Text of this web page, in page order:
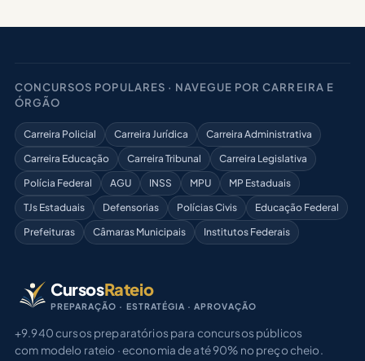
CONCURSOS POPULARES · NAVEGUE POR CARREIRA E
ÓRGÃO
Carreira Policial Carreira Jurídica
Carreira Administrativa
Carreira Educação
Carreira Tribunal
Carreira Legislativa
Polícia Federal
AGU INSS MPU
MP Estaduais
TJs Estaduais
Defensorias Polícias Civis
Educação Federal
Prefeituras
Câmaras Municipais Institutos Federais
CursosRateio
PREPARAÇÃO · ESTRATÉGIA · APROVAÇÃO
+9.940 cursos preparatórios para concursos públicos
com modelo rateio · economia de até 90% no preço cheio.